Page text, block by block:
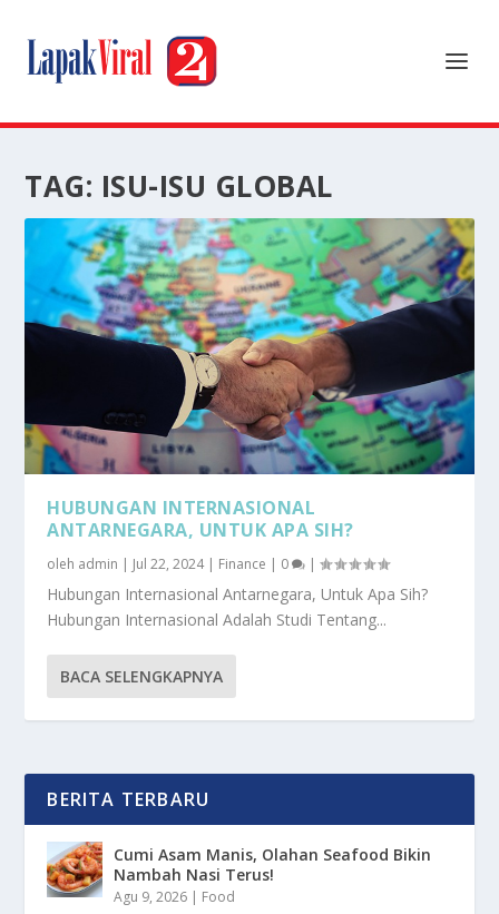
TAG: ISU-ISU GLOBAL
HUBUNGAN INTERNASIONAL
ANTARNEGARA, UNTUK APA SIH?
oleh admin | Jul 22, 2024| Finance | 0 |
Hubungan Internasional Antarnegara, Untuk Apa Sih?
Hubungan Internasional Adalah Studi Tentang...
BACA SELENGKAPNYA
BERITA TERBARU
Cumi Asam Manis, Olahan Seafood Bikin
Nambah Nasi Terus!
Agu 9, 2026 | Food